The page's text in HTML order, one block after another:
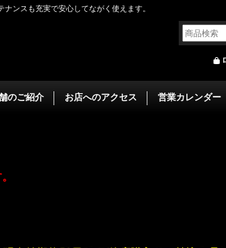
ンスも充実で安心してながく使えます。
のご紹介 お店へのアクセス 営業カレンダー